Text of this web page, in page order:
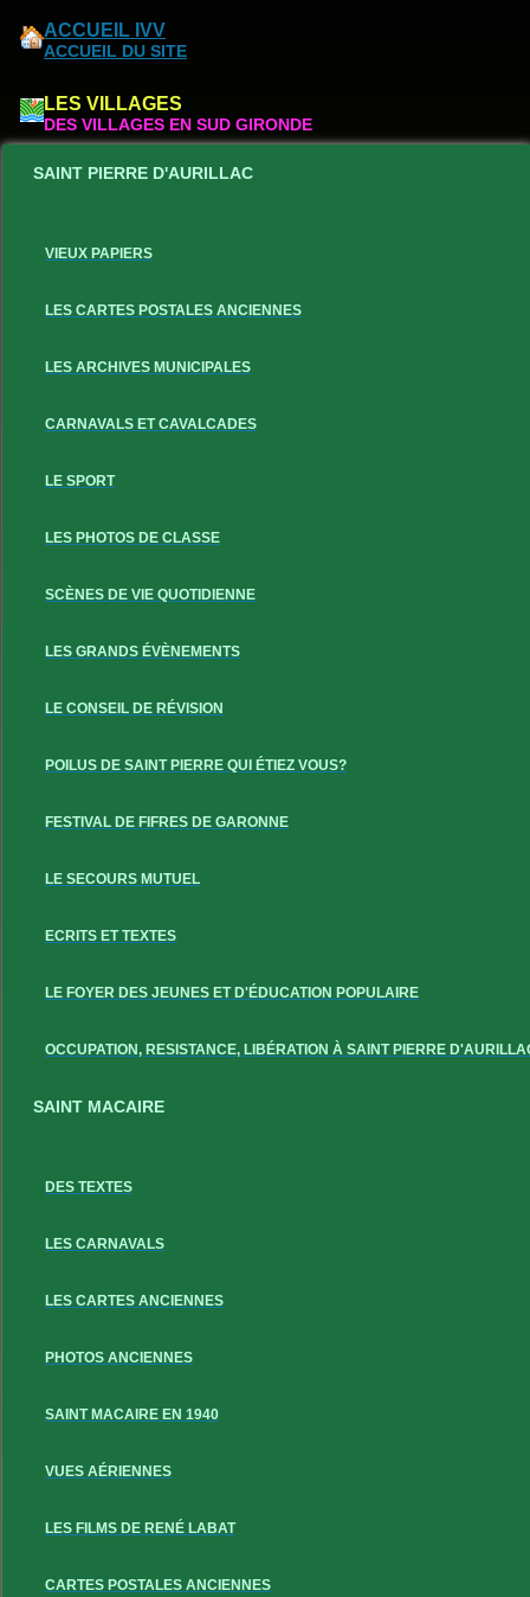
ACCUEIL IVV
ACCUEIL DU SITE
LES VILLAGES
DES VILLAGES EN SUD GIRONDE
SAINT PIERRE D'AURILLAC
VIEUX PAPIERS
LES CARTES POSTALES ANCIENNES
LES ARCHIVES MUNICIPALES
CARNAVALS ET CAVALCADES
LE SPORT
LES PHOTOS DE CLASSE
SCÈNES DE VIE QUOTIDIENNE
LES GRANDS ÉVÈNEMENTS
LE CONSEIL DE RÉVISION
POILUS DE SAINT PIERRE QUI ÉTIEZ VOUS?
FESTIVAL DE FIFRES DE GARONNE
LE SECOURS MUTUEL
ECRITS ET TEXTES
LE FOYER DES JEUNES ET D'ÉDUCATION POPULAIRE
OCCUPATION, RESISTANCE, LIBÉRATION À SAINT PIERRE
SAINT MACAIRE
DES TEXTES
LES CARNAVALS
LES CARTES ANCIENNES
PHOTOS ANCIENNES
SAINT MACAIRE EN 1940
VUES AÉRIENNES
LES FILMS DE RENÉ LABAT
CARTES POSTALES ANCIENNES